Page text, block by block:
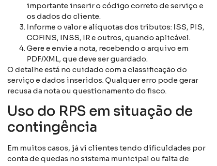
importante inserir o código correto de serviço e
os dados do cliente.
Informe o valor e alíquotas dos tributos: ISS, PIS,
COFINS, INSS, IR e outros, quando aplicável.
Gere e envie a nota, recebendo o arquivo em
PDF/XML, que deve ser guardado.
O detalhe está no cuidado com a classificação do
serviço e dados inseridos. Qualquer erro pode gerar
recusa da nota ou questionamento do fisco.
Uso do RPS em situação de
contingência
Em muitos casos, já vi clientes tendo dificuldades por
conta de quedas no sistema municipal ou falta de